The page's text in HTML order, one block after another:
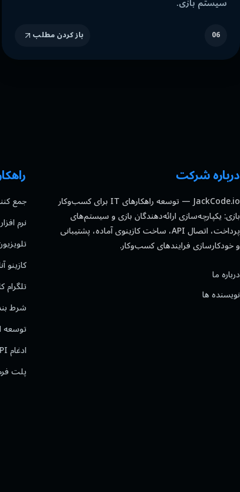
06 باز کردن مطلب
درباره شرکت
JackCode.io — توسعه راهکارهای IT برای کسب‌وکار
بازی: یکپارچه‌سازی ارائه‌دهندگان بازی و سیستم‌های
پرداخت، اتصال API، ساخت کازینوی آماده، پشتیبانی
و خودکارسازی فرایندهای کسب‌وکار.
درباره ما
نویسنده ها
جمع
نرم افزار
کازینو
تلگرام
شرط
ادغام API
پلت